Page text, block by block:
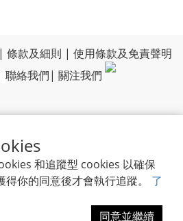
和追蹤型 cookies 以確保
你的同意後才會執行追蹤。 了
同意並繼續
條款及細則 | 使用條款及免責聲明
聯絡我們| 關注我們